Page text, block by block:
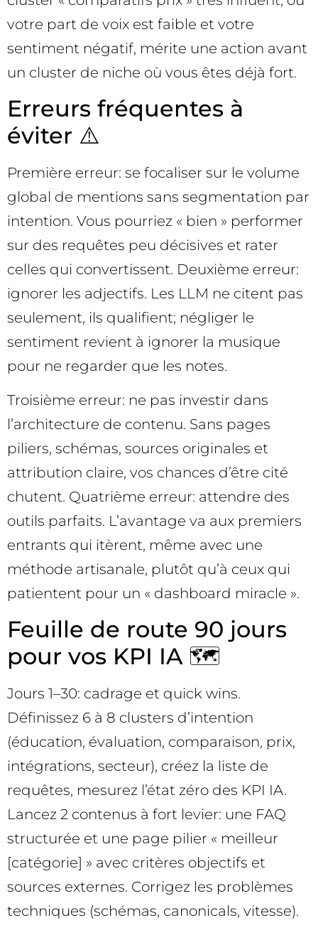
votre part de voix est faible et votre
sentiment négatif, mérite une action avant
un cluster de niche où vous êtes déjà fort.
Erreurs fréquentes à
éviter ⚠️
Première erreur: se focaliser sur le volume
global de mentions sans segmentation par
intention. Vous pourriez « bien » performer
sur des requêtes peu décisives et rater
celles qui convertissent. Deuxième erreur:
ignorer les adjectifs. Les LLM ne citent pas
seulement, ils qualifient; négliger le
sentiment revient à ignorer la musique
pour ne regarder que les notes.
Troisième erreur: ne pas investir dans
l’architecture de contenu. Sans pages
piliers, schémas, sources originales et
attribution claire, vos chances d’être cité
chutent. Quatrième erreur: attendre des
outils parfaits. L’avantage va aux premiers
entrants qui itèrent, même avec une
méthode artisanale, plutôt qu’à ceux qui
patientent pour un « dashboard miracle ».
Feuille de route 90 jours
pour vos KPI IA 🗺️
Jours 1–30: cadrage et quick wins.
Définissez 6 à 8 clusters d’intention
(éducation, évaluation, comparaison, prix,
intégrations, secteur), créez la liste de
requêtes, mesurez l’état zéro des KPI IA.
Lancez 2 contenus à fort levier: une FAQ
structurée et une page pilier « meilleur
[catégorie] » avec critères objectifs et
sources externes. Corrigez les problèmes
techniques (schémas, canonicals, vitesse).